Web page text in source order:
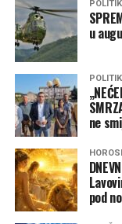
neprijateljskih
Upravo na
pokušava da se
Jedna od uredbi
osobe koje
“neprijateljskih
kategorije,
Konzervativne
Iako je Tramp
u
ne
pod